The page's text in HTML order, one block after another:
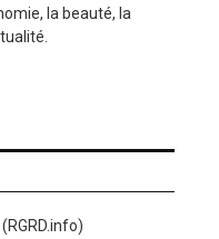
la beauté, la